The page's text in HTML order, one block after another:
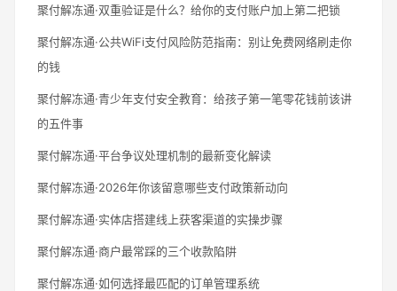
聚付解冻通·双重验证是什么？给你的支付账户加上第二把锁
聚付解冻通·公共WiFi支付风险防范指南：别让免费网络刷走你
的钱
聚付解冻通·青少年支付安全教育：给孩子第一笔零花钱前该讲
的五件事
聚付解冻通·平台争议处理机制的最新变化解读
聚付解冻通·2026年你该留意哪些支付政策新动向
聚付解冻通·实体店搭建线上获客渠道的实操步骤
聚付解冻通·商户最常踩的三个收款陷阱
聚付解冻通·如何选择最匹配的订单管理系统